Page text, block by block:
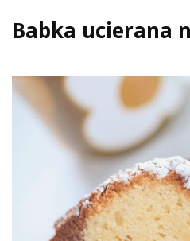
Babka ucierana